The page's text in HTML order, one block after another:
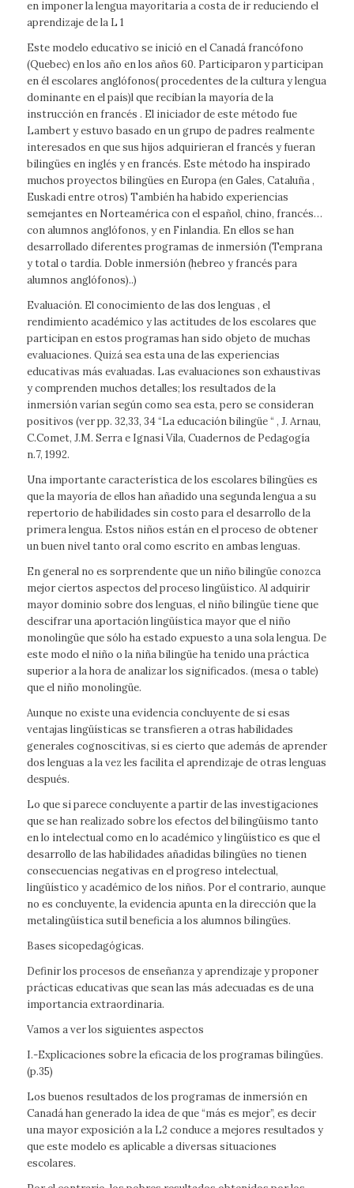
en imponer la lengua mayoritaria a costa de ir reduciendo el
aprendizaje de la L 1
Este modelo educativo se inició en el Canadá francófono
(Quebec) en los año en los años 60. Participaron y participan
en él escolares anglófonos( procedentes de la cultura y lengua
dominante en el país)l que recibían la mayoría de la
instrucción en francés . El iniciador de este método fue
Lambert y estuvo basado en un grupo de padres realmente
interesados en que sus hijos adquirieran el francés y fueran
bilingües en inglés y en francés. Este método ha inspirado
muchos proyectos bilingües en Europa (en Gales, Cataluña ,
Euskadi entre otros) También ha habido experiencias
semejantes en Norteamérica con el español, chino, francés…
con alumnos anglófonos, y en Finlandia. En ellos se han
desarrollado diferentes programas de inmersión (Temprana
y total o tardía. Doble inmersión (hebreo y francés para
alumnos anglófonos)..)
Evaluación. El conocimiento de las dos lenguas , el
rendimiento académico y las actitudes de los escolares que
participan en estos programas han sido objeto de muchas
evaluaciones. Quizá sea esta una de las experiencias
educativas más evaluadas. Las evaluaciones son exhaustivas
y comprenden muchos detalles; los resultados de la
inmersión varían según como sea esta, pero se consideran
positivos (ver pp. 32,33, 34 “La educación bilingüe “ , J. Arnau,
C.Comet, J.M. Serra e Ignasi Vila, Cuadernos de Pedagogía
n.7, 1992.
Una importante característica de los escolares bilingües es
que la mayoría de ellos han añadido una segunda lengua a su
repertorio de habilidades sin costo para el desarrollo de la
primera lengua. Estos niños están en el proceso de obtener
un buen nivel tanto oral como escrito en ambas lenguas.
En general no es sorprendente que un niño bilingüe conozca
mejor ciertos aspectos del proceso lingüístico. Al adquirir
mayor dominio sobre dos lenguas, el niño bilingüe tiene que
descifrar una aportación lingüística mayor que el niño
monolingüe que sólo ha estado expuesto a una sola lengua. De
este modo el niño o la niña bilingüe ha tenido una práctica
superior a la hora de analizar los significados. (mesa o table)
que el niño monolingüe.
Aunque no existe una evidencia concluyente de si esas
ventajas lingüísticas se transfieren a otras habilidades
generales cognoscitivas, si es cierto que además de aprender
dos lenguas a la vez les facilita el aprendizaje de otras lenguas
después.
Lo que si parece concluyente a partir de las investigaciones
que se han realizado sobre los efectos del bilingüismo tanto
en lo intelectual como en lo académico y lingüístico es que el
desarrollo de las habilidades añadidas bilingües no tienen
consecuencias negativas en el progreso intelectual,
lingüístico y académico de los niños. Por el contrario, aunque
no es concluyente, la evidencia apunta en la dirección que la
metalingüística sutil beneficia a los alumnos bilingües.
Bases sicopedagógicas.
Definir los procesos de enseñanza y aprendizaje y proponer
prácticas educativas que sean las más adecuadas es de una
importancia extraordinaria.
Vamos a ver los siguientes aspectos
I.-Explicaciones sobre la eficacia de los programas bilingües.
(p.35)
Los buenos resultados de los programas de inmersión en
Canadá han generado la idea de que “más es mejor”, es decir
una mayor exposición a la L2 conduce a mejores resultados y
que este modelo es aplicable a diversas situaciones
escolares.